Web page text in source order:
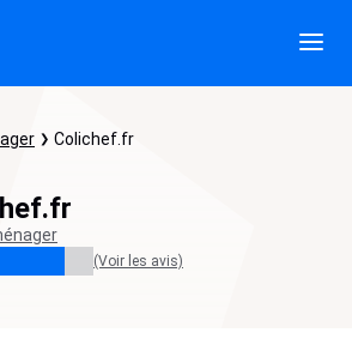
Colichef.fr
(Voir les avis)